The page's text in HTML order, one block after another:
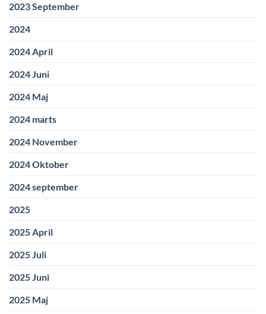
2023 September
2024
2024 April
2024 Juni
2024 Maj
2024 marts
2024 November
2024 Oktober
2024 september
2025
2025 April
2025 Juli
2025 Juni
2025 Maj